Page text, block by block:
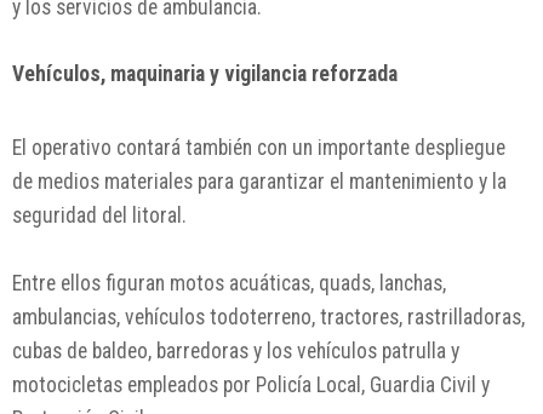
y los servicios de ambulancia.
Vehículos, maquinaria y vigilancia reforzada
El operativo contará también con un importante despliegue
de medios materiales para garantizar el mantenimiento y la
seguridad del litoral.
Entre ellos figuran motos acuáticas, quads, lanchas,
ambulancias, vehículos todoterreno, tractores, rastrilladoras,
cubas de baldeo, barredoras y los vehículos patrulla y
motocicletas empleados por Policía Local, Guardia Civil y